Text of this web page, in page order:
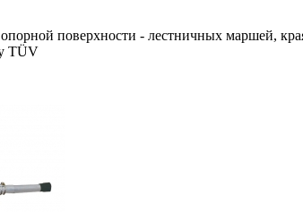
поверхности - лестничных маршей,
TÜV